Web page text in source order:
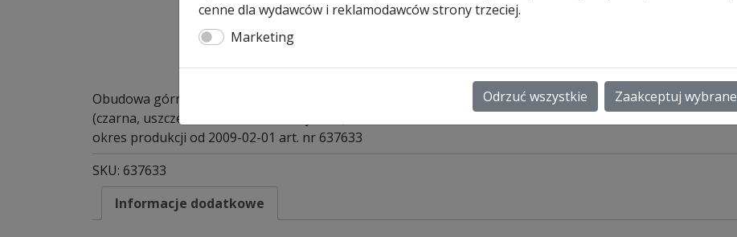
górna
do
fotokomórek
31,
Obudowa górna do fotokomórek EL 31, EL 301 i EL 51
(czarna, uszczelka montowana fabrycznie)
okres produkcji od 2009-02-01 art. nr 637633
SKU: 637633
Informacje dodatkowe
cenne dla wydawców i reklamodawców strony trzeciej.
Marketing
Odrzuć wszystkie Zaakceptuj wybrane